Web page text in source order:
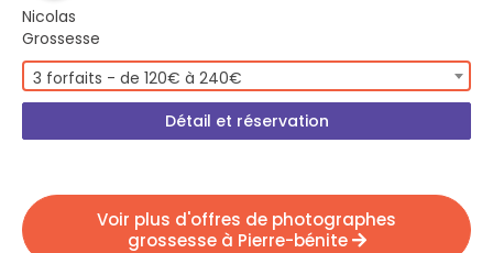
Nicolas
Grossesse
3 forfaits - de 120€ à 240€
Détail et réservation
Voir plus d'offres de photographes
grossesse à Pierre-bénite